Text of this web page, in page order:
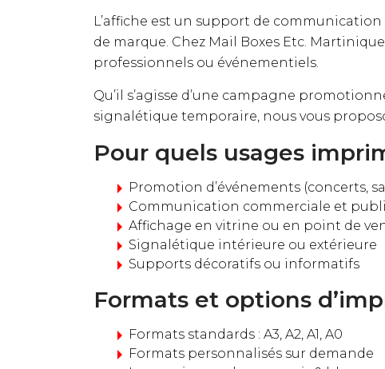
L’affiche est un support de
de marque. Chez Mail Boxes Etc.
professionnels ou événementiels.
Qu’il s’agisse d’une campagne
signalétique temporaire, nous vous
Pour quels usages
Promotion d’événements (concerts,
Communication commerciale et
Affichage en vitrine ou en point de
Signalétique intérieure ou extérieure
Supports décoratifs ou informatifs
Formats et options
Formats standards : A3, A2, A1, A0
Formats personnalisés sur demande